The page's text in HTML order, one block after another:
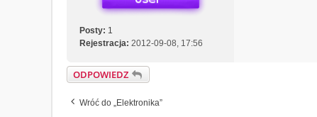
Posty: 1
Rejestracja: 2012-09-08, 17:56
ODPOWIEDZ
Wróć do „Elektronika”